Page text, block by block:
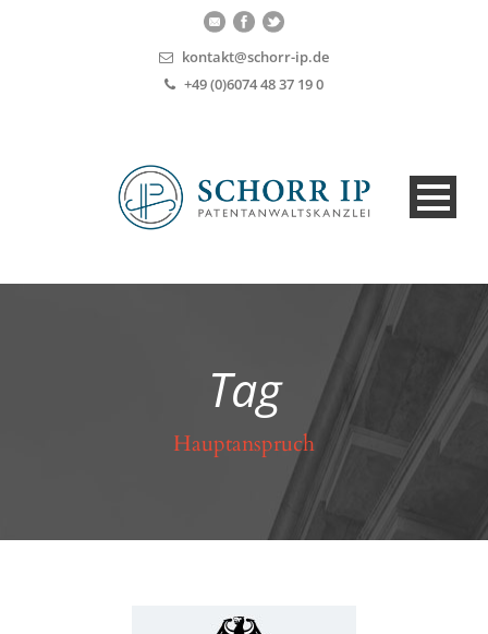
kontakt@schorr-ip.de
+49 (0)6074 48 37 19 0
Tag
Hauptanspruch